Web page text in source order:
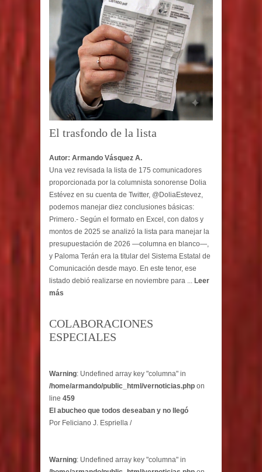
El trasfondo de la lista
Autor: Armando Vásquez A.
Una vez revisada la lista de 175 comunicadores
proporcionada por la columnista sonorense Dolia
Estévez en su cuenta de Twitter, @DoliaEstevez,
podemos manejar diez conclusiones básicas:
Primero.- Según el formato en Excel, con datos y
montos de 2025 se analizó la lista para manejar la
presupuestación de 2026 —columna en blanco—,
y Paloma Terán era la titular del Sistema Estatal de
Comunicación desde mayo. En este tenor, ese
listado debió realizarse en noviembre para ... Leer
más
COLABORACIONES
ESPECIALES
Warning: Undefined array key "columna" in
/home/armando/public_html/vernoticias.php on
line 459
El abucheo que todos deseaban y no llegó
Por Feliciano J. Espriella /
Warning: Undefined array key "columna" in